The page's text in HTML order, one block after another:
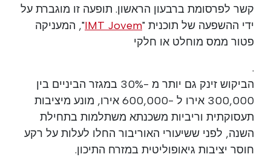
קשר לפרסומת ברבעון הראשון. תופעה זו מוגברת על
ידי ההשפעה של תוכנית "IMT Jovem", המעניקה
פטור ממס מוחלט או חלקי
.
הביקוש זינק גם יותר מ -30% במגזר הביניים בין
300,000 אירו ל -600,000 אירו, מונע מיציבות
תעסוקתית וריביות משכנתא משתלמות בתחילת
השנה, לפני ששיעורי האוריבור החלו לעלות על רקע
חוסר יציבות גיאופוליטית במזרח התיכון.